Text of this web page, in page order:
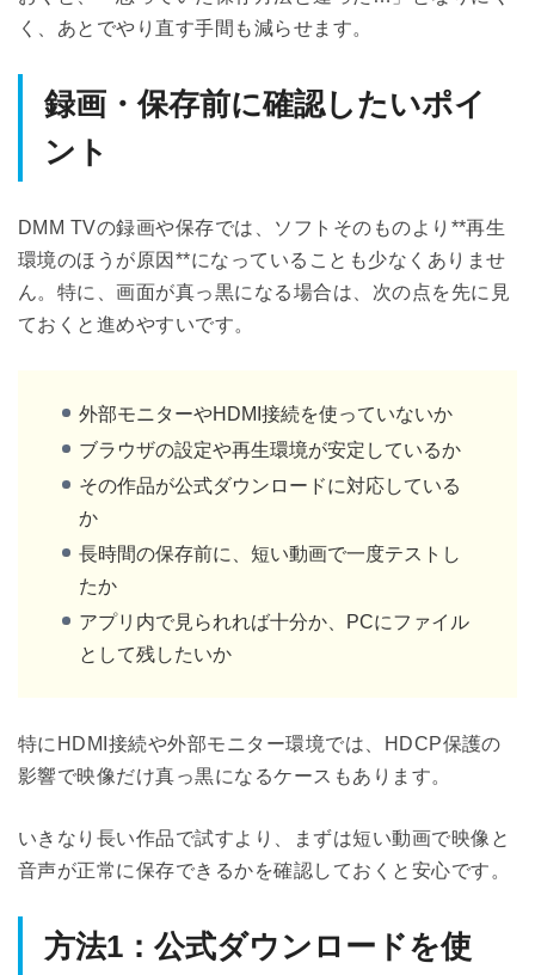
く、あとでやり直す手間も減らせます。
録画・保存前に確認したいポイ
ント
DMM TVの録画や保存では、ソフトそのものより**再生
環境のほうが原因**になっていることも少なくありませ
ん。特に、画面が真っ黒になる場合は、次の点を先に見
ておくと進めやすいです。
外部モニターやHDMI接続を使っていないか
ブラウザの設定や再生環境が安定しているか
その作品が公式ダウンロードに対応している
か
長時間の保存前に、短い動画で一度テストし
たか
アプリ内で見られれば十分か、PCにファイル
として残したいか
特にHDMI接続や外部モニター環境では、HDCP保護の
影響で映像だけ真っ黒になるケースもあります。
いきなり長い作品で試すより、まずは短い動画で映像と
音声が正常に保存できるかを確認しておくと安心です。
方法1：公式ダウンロードを使